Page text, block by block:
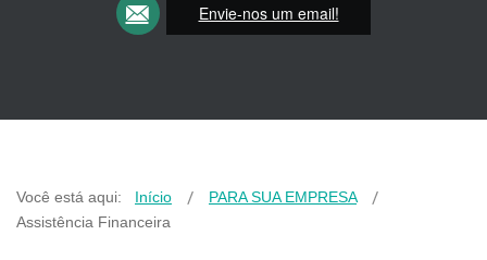
Envie-nos um email!
Você está aqui: Início
PARA SUA EMPRESA
Assistência Financeira